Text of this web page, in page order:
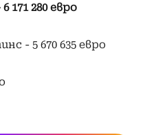
171 280 евро
- 5 670 635 евро